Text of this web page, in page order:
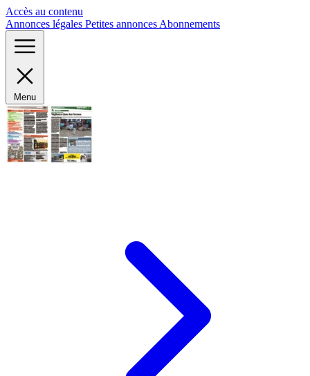
Accès au contenu
Annonces légales Petites annonces Abonnements
Menu
Panneau de gestion des cookies